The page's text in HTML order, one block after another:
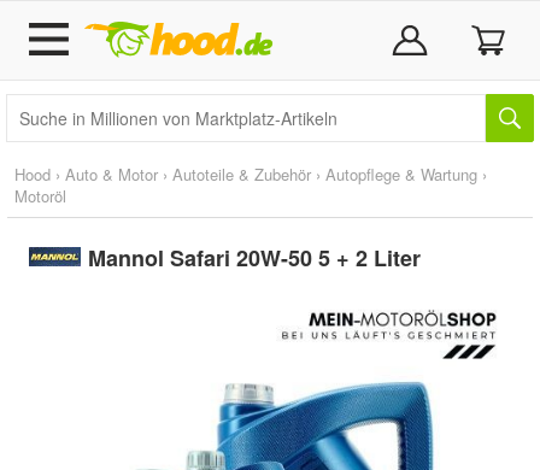
Hood › Auto & Motor › Autoteile & Zubehör › Autopflege & Wartung ›
Motoröl
Mannol Safari 20W-50 5 + 2 Liter